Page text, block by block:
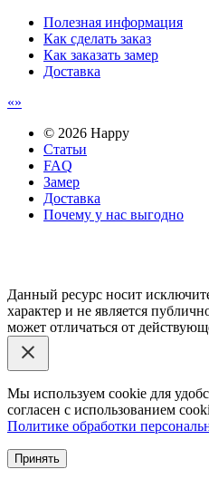
Полезная информация
Как сделать заказ
Как заказать замер
Доставка
© 2026 Happy
Статьи
FAQ
Замер
Доставка
Почему у нас выгодно
Данный ресурс носит
характер и не является
может отличаться от
Мы используем cookie для
согласен с использованием
Политике обработки
Принять